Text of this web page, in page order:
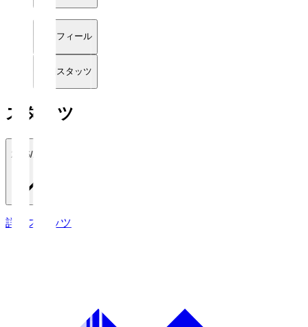
プロフィール
詳細スタッツ
スタッツ
2026/27
詳細スタッツ